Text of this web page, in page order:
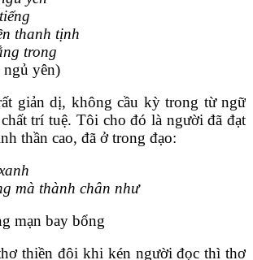
thanh tịnh
trong
yên)
giản dị, không cầu kỳ trong từ ngữ
trí tuệ. Tôi cho đó là người đã đạt
thần cao, đã ở trong đạo:
mà thành chân như
mạn bay bổng
thiền đôi khi kén người đọc thì thơ